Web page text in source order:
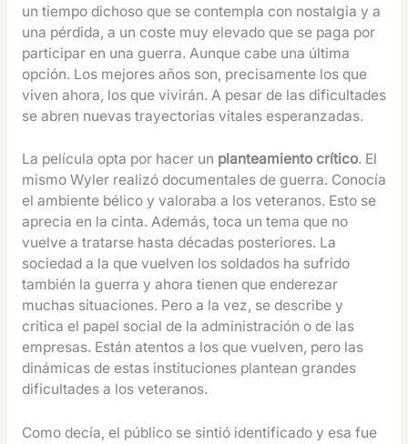
un tiempo dichoso que se contempla con nostalgia y a
una pérdida, a un coste muy elevado que se paga por
participar en una guerra. Aunque cabe una última
opción. Los mejores años son, precisamente los que
viven ahora, los que vivirán. A pesar de las dificultades
se abren nuevas trayectorias vitales esperanzadas.
La película opta por hacer un planteamiento crítico. El
mismo Wyler realizó documentales de guerra. Conocía
el ambiente bélico y valoraba a los veteranos. Esto se
aprecia en la cinta. Además, toca un tema que no
vuelve a tratarse hasta décadas posteriores. La
sociedad a la que vuelven los soldados ha sufrido
también la guerra y ahora tienen que enderezar
muchas situaciones. Pero a la vez, se describe y
critica el papel social de la administración o de las
empresas. Están atentos a los que vuelven, pero las
dinámicas de estas instituciones plantean grandes
dificultades a los veteranos.
Como decía, el público se sintió identificado y esa fue